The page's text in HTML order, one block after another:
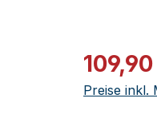
Preise inkl.